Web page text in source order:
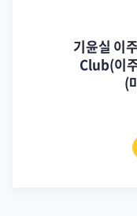
기윤실 이
Club(이
(